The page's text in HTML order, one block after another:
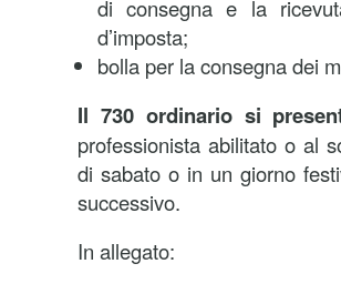
di consegna e la
d’imposta;
bolla per la consegna dei
Il 730 ordinario si
professionista abilitato o al
di sabato o in un giorno
successivo.
In allegato: